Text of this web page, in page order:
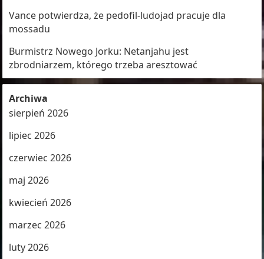
Vance potwierdza, że pedofil-ludojad pracuje dla
mossadu
Burmistrz Nowego Jorku: Netanjahu jest
zbrodniarzem, którego trzeba aresztować
Archiwa
sierpień 2026
lipiec 2026
czerwiec 2026
maj 2026
kwiecień 2026
marzec 2026
luty 2026